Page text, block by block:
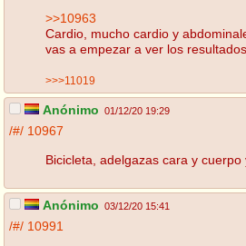
>>10963
Cardio, mucho cardio y
vas a empezar a ver los resultados.
>>>11019
Anónimo 01/12/20 19:29
/#/ 10967
Bicicleta, adelgazas cara y cuerpo
Anónimo 03/12/20 15:41
/#/ 10991